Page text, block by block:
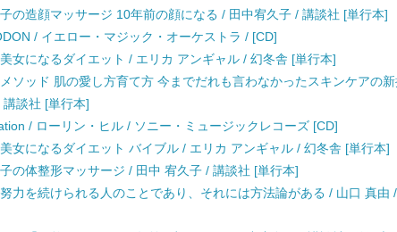
の造顔マッサージ 10年前の顔になる / 田中宥久子 / 講談社 [単行本]
/ イエロー・マジック・オーケストラ / [CD]
女になるダイエット / エリカ アンギャル / 幻冬舎 [単行本]
ソッド 肌の愛し方育て方 今までだれも言わなかったスキンケアの
談社 [単行本]
/ ローリン・ヒル / ソニー・ミュージックレコーズ [CD]
女になるダイエット バイブル / エリカ アンギャル / 幻冬舎 [単行本]
の体整形マッサージ / 田中 宥久子 / 講談社 [単行本]
力を続けられる人のことであり、それには方法論がある / 山口 真由